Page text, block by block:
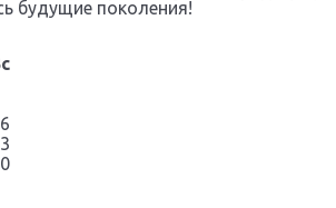
ГРАЖДАН
будущие поколения!